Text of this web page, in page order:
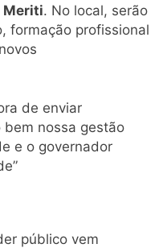
Meriti. No local, serão
formação profissional
de enviar
nossa gestão
e o governador
público vem